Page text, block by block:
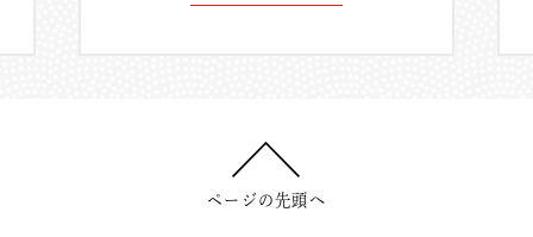
ページの先頭へ